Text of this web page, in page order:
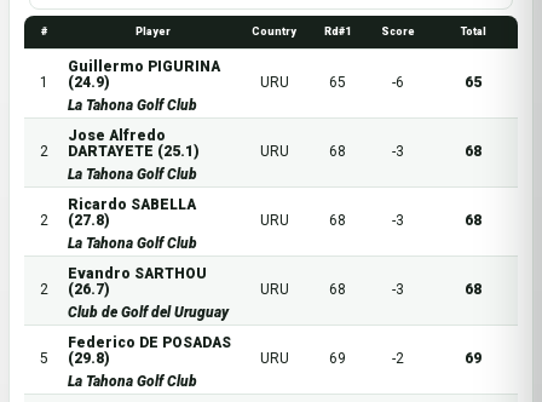
# Player Country Rd#1 Score Total
1
Guillermo PIGURINA
(24.9)
La Tahona Golf Club
URU 65 -6 65
2
Jose Alfredo
DARTAYETE (25.1)
La Tahona Golf Club
URU 68 -3 68
2
Ricardo SABELLA
(27.8)
La Tahona Golf Club
URU 68 -3 68
2
Evandro SARTHOU
(26.7)
Club de Golf del Uruguay
URU 68 -3 68
5
Federico DE POSADAS
(29.8)
La Tahona Golf Club
URU 69 -2 69